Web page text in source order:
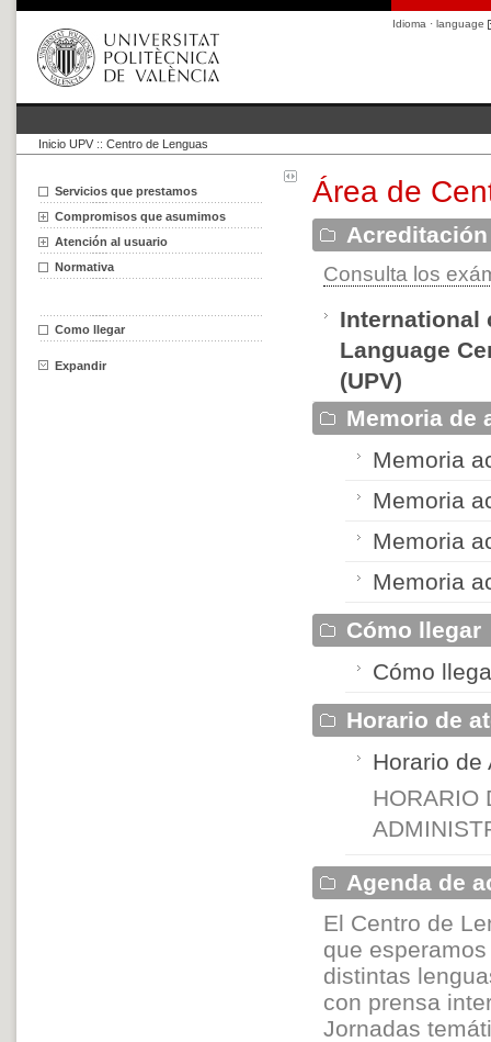
Idioma · language
Inicio UPV :: Centro de Lenguas
Servicios que prestamos
Compromisos que asumimos
Atención al usuario
Normativa
Como llegar
Expandir
Área de
Consulta los
International
Language
(UPV)
Memoria de
Memoria
Memoria
Memoria
Memoria
Cómo llegar
Cómo
Horario de
Horario de
HORARIO
Agenda de
El Centro de
que
distintas
con prensa
Jornadas